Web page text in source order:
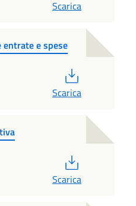
Scarica
entrate e spese
Scarica
Scarica